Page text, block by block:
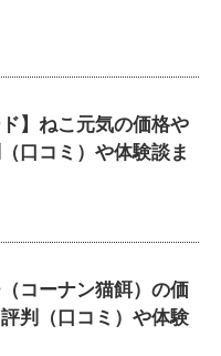
ド】ねこ元気の価格や
口コミ）や体験談ま
コーナン猫餌）の価
判（口コミ）や体験